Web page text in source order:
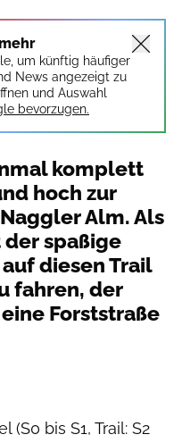
um künftig häufiger
News angezeigt zu
und Auswahl
bevorzugen.
komplett
hoch zur
Alm. Als
spaßige
diesen Trail
fahren, der
Forststraße
(S0 bis S1, Trail: S2